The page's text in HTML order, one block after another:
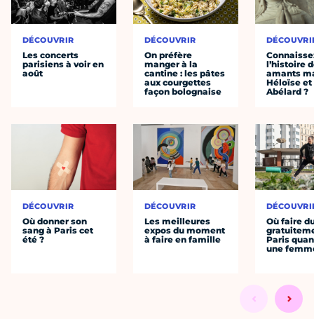
DÉCOUVRIR
Les concerts
parisiens à voir en
août
DÉCOUVRIR
Où donner son
sang à Paris cet
été ?
DÉCOUVRIR
On préfère
manger à la
cantine : les pâtes
aux courgettes
façon bolognaise
DÉCOUVRIR
Les meilleures
expos du moment
à faire en famille
l’histoire
amants
Héloïse et
Abélard ?
Où faire
Paris
une